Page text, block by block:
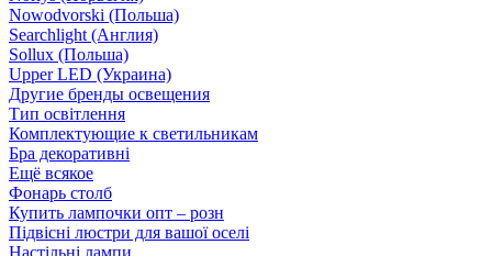
Nowodvorski (Польша)
Searchlight (Англия)
Sollux (Польша)
Upper LED (Украина)
Другие бренды освещения
Тип освітлення
Комплектующие к светильникам
Бра декоративні
Ещё всякое
Фонарь столб
Купить лампочки опт – розн
Підвісні люстри для вашої оселі
Настільні лампи